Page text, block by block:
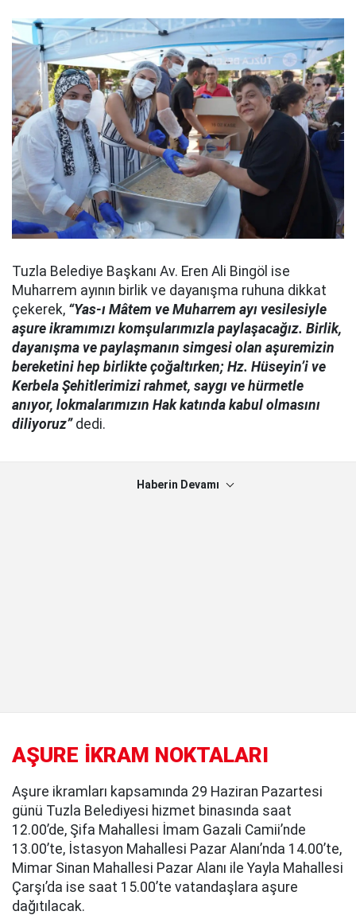
Tuzla Belediye Başkanı Av. Eren Ali Bingöl ise
Muharrem ayının birlik ve dayanışma ruhuna dikkat
çekerek, “Yas-ı Mâtem ve Muharrem ayı vesilesiyle
aşure ikramımızı komşularımızla paylaşacağız. Birlik,
dayanışma ve paylaşmanın simgesi olan aşuremizin
bereketini hep birlikte çoğaltırken; Hz. Hüseyin’i ve
Kerbela Şehitlerimizi rahmet, saygı ve hürmetle
anıyor, lokmalarımızın Hak katında kabul olmasını
diliyoruz”dedi.
Haberin Devamı
AŞURE İKRAM NOKTALARI
Aşure ikramları kapsamında 29 Haziran Pazartesi
günü Tuzla Belediyesi hizmet binasında saat
12.00’de, Şifa Mahallesi İmam Gazali Camii’nde
13.00’te, İstasyon Mahallesi Pazar Alanı’nda 14.00’te,
Mimar Sinan Mahallesi Pazar Alanı ile Yayla Mahallesi
Çarşı’da ise saat 15.00’te vatandaşlara aşure
dağıtılacak.